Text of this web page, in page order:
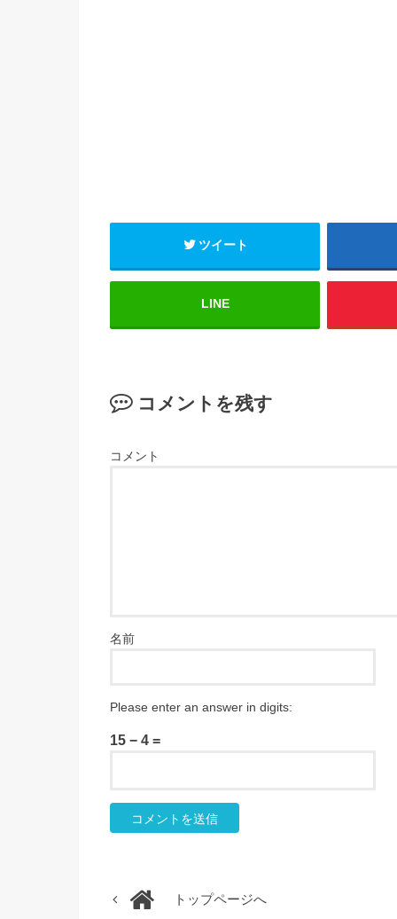
ツイート
LINE
コメントを残す
コメント
名前
Please enter an answer in digits:
15 − 4 =
トップページへ